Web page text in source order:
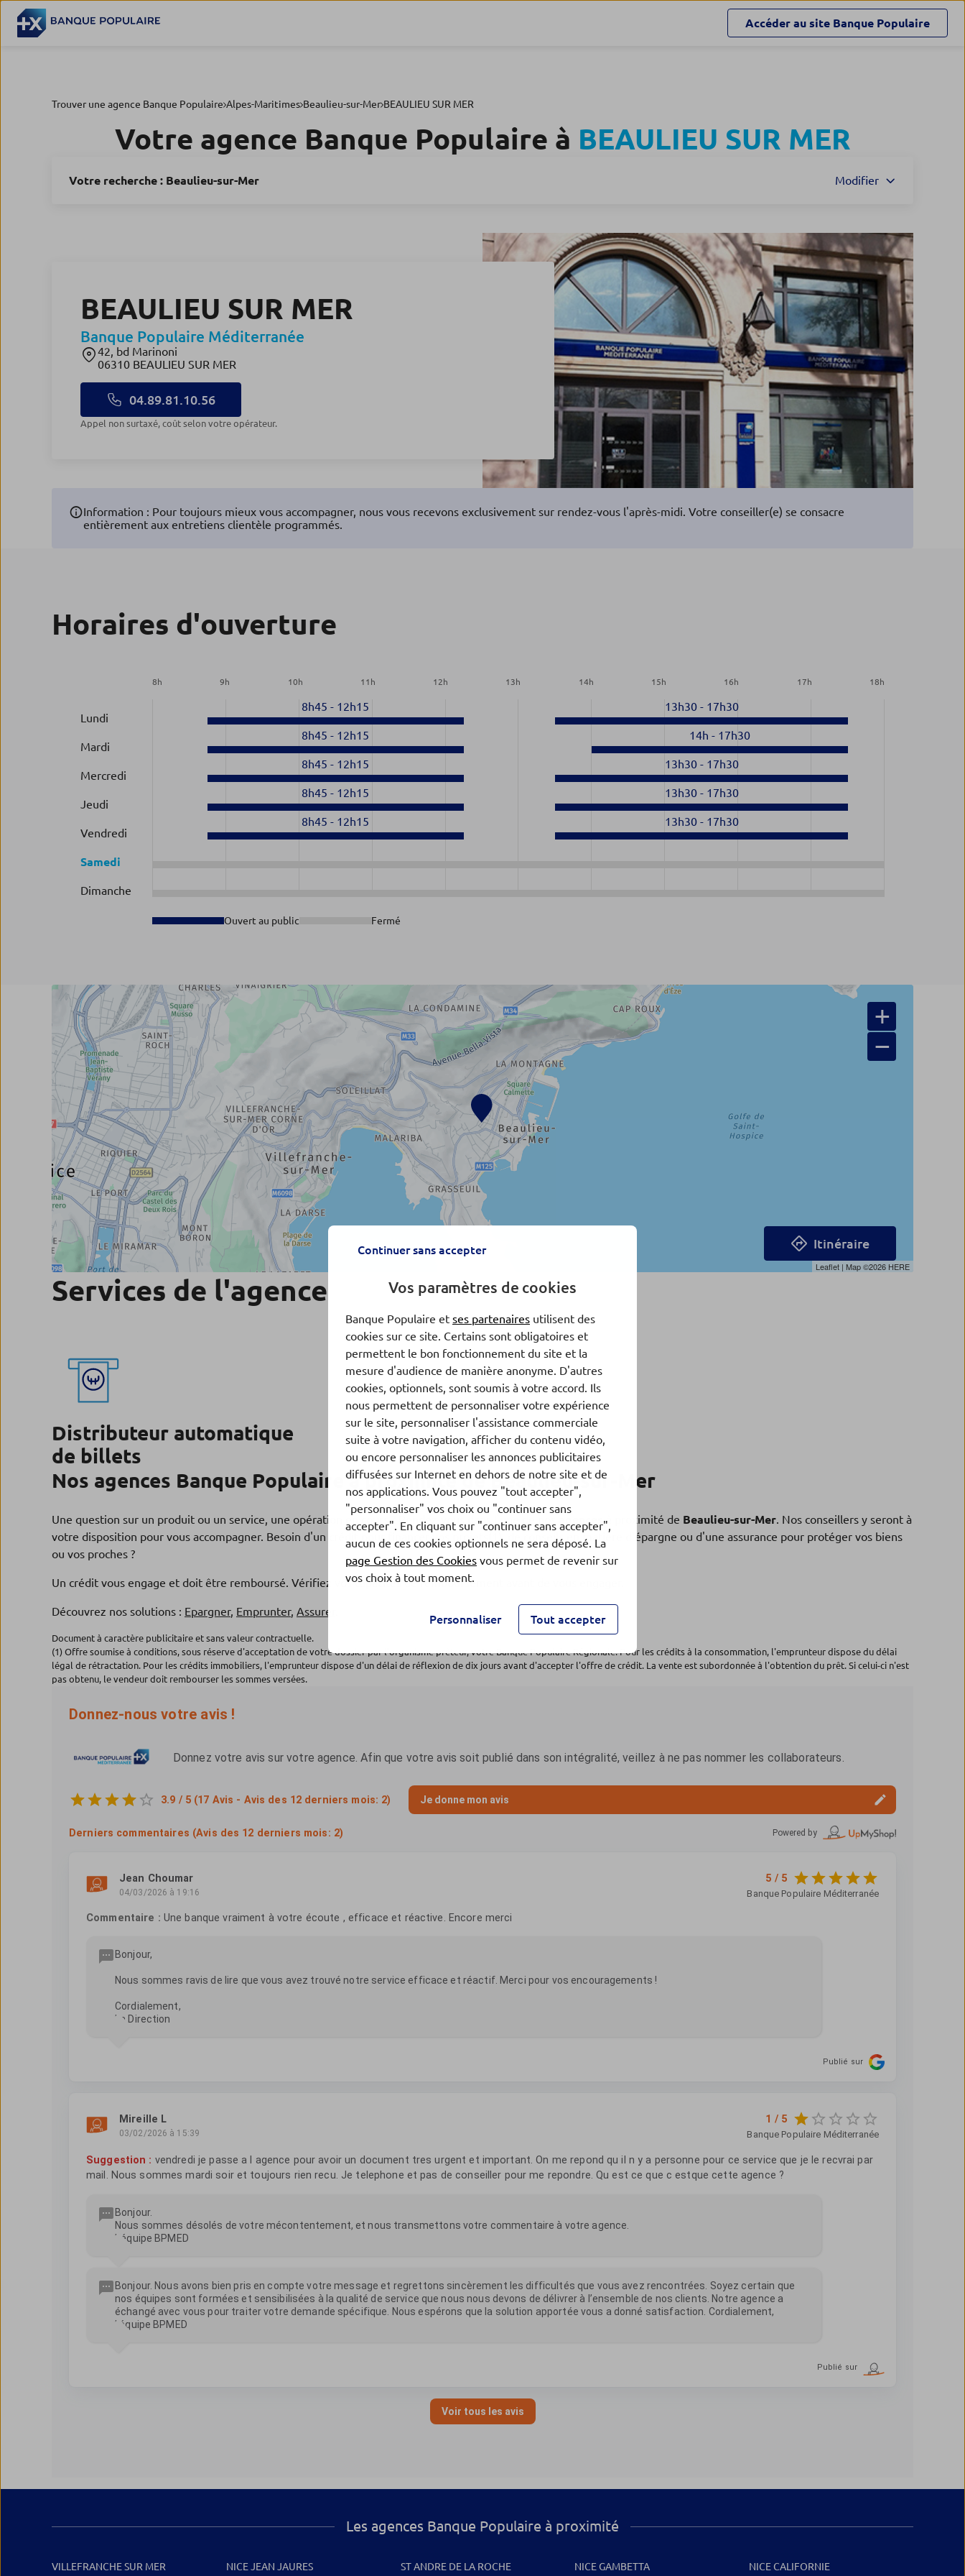
Accéder au site Banque Populaire
Trouver une agence Banque Populaire Alpes-Maritimes Beaulieu-sur-Mer BEAULIEU SUR MER
Votre agence Banque Populaire à BEAULIEU SUR MER
Votre recherche : Beaulieu-sur-Mer Modifier
BEAULIEU SUR MER
Banque Populaire Méditerranée
42, bd Marinoni
06310 BEAULIEU SUR MER
04.89.81.10.56
Appel non surtaxé, coût selon votre opérateur.
Information : Pour toujours mieux vous accompagner, nous vous recevons exclusivement sur rendez-vous l'après-midi. Votre conseiller(e) se consacre
entièrement aux entretiens clientèle programmés.
Horaires d'ouverture
8h 9h 10h 11 h 12h 13h 14h 15h 16h 17h 18h
Lundi
8h45 - 12h15 13h30- 17h30
Mardi
8h45 - 12h15 14h - 17h30
Mercredi
8h45 - 12h15 13h30- 17h30
Jeudi
8h45 - 12h15 13h30- 17h30
Vendredi
8h45 - 12h15 13h30- 17h30
Samedi
Dimanche
Ouvert au public Fermé
+
−
Leaflet | Map ©2026 HERE
Itinéraire
Services de l'agence
Distributeur automatique
de billets
Nos agences Banque Populaire à proximité de Beaulieu-sur-Mer
Une question sur un produit ou un service, une opération en cours ? Rendez-vous dans l'une de nos agences à proximité de Beaulieu-sur-Mer. Nos conseillers y seront à
votre disposition pour vous accompagner. Besoin d'un crédit pour financer vos projets(1), de conseils en matière d'épargne ou d'une assurance pour protéger vos biens
ou vos proches ?
Un crédit vous engage et doit être remboursé. Vérifiez vos capacités de remboursement avant de vous engager.
Découvrez nos solutions : Epargner, Emprunter, Assurer
Document à caractère publicitaire et sans valeur contractuelle.
(1) Offre soumise à conditions, sous réserve d'acceptation de votre dossier par l'organisme prêteur, votre Banque Populaire Régionale. Pour les crédits à la consommation, l'emprunteur dispose du délai
légal de rétractation. Pour les crédits immobiliers, l'emprunteur dispose d'un délai de réflexion de dix jours avant d'accepter l'offre de crédit. La vente est subordonnée à l'obtention du prêt. Si celui-ci n'est
pas obtenu, le vendeur doit rembourser les sommes versées.
Les agences Banque Populaire à proximité
VILLEFRANCHE SUR MER NICE JEAN JAURES ST ANDRE DE LA ROCHE NICE GAMBETTA NICE CALIFORNIE
Continuer sans accepter
Vos paramètres de cookies
Banque Populaire et ses partenaires utilisent des
cookies sur ce site. Certains sont obligatoires et
permettent le bon fonctionnement du site et la
mesure d'audience de manière anonyme. D'autres
cookies, optionnels, sont soumis à votre accord. Ils
nous permettent de personnaliser votre expérience
sur le site, personnaliser l'assistance commerciale
suite à votre navigation, afficher du contenu vidéo,
ou encore personnaliser les annonces publicitaires
diffusées sur Internet en dehors de notre site et de
nos applications. Vous pouvez "tout accepter",
"personnaliser" vos choix ou "continuer sans
accepter". En cliquant sur "continuer sans accepter",
aucun de ces cookies optionnels ne sera déposé. La
page Gestion des Cookies vous permet de revenir sur
vos choix à tout moment.
Personnaliser Tout accepter